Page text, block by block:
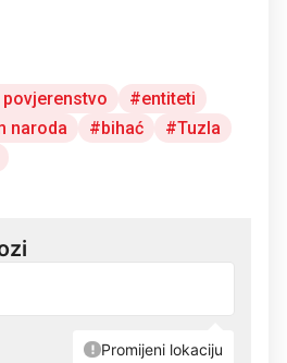
entiteti
naroda bihać
Tuzla